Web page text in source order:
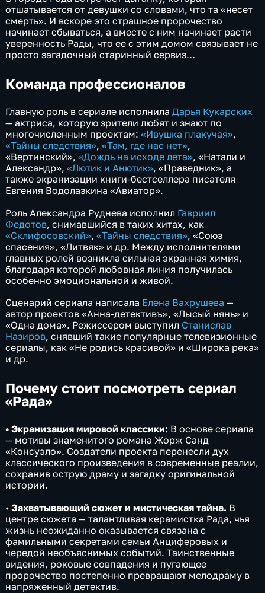
отшатывается от девушки со словами, что та «несет
смерть». И вскоре это страшное пророчество
начинает сбываться, а вместе с ним начинает расти
уверенность Рады, что ее с этим домом связывает не
просто загадочный старинный сервиз…
Команда профессионалов
Главную роль в сериале исполнилаДарья Кукарских
— актриса, которую зрители любят и знают по
многочисленным проектам:«Ивушка плакучая»,
«Тайны следствия»,«Там, где нас нет»,
«Вертинский»,«Дождь на исходе лета», «Натали и
Александр»,«Лютик и Анютик», «Праведник», а
также экранизации книги-бестселлера писателя
Евгения Водолазкина «Авиатор».
Роль Александра Руднева исполнил Гавриил
Федотов, снимавшийся в таких хитах, как
«Склифосовский»,«Тайны следствия», «Союз
спасения», «Литвяк» и др. Между исполнителями
главных ролей возникла сильная экранная химия,
благодаря которой любовная линия получилась
особенно эмоциональной и живой.
Сценарий сериала написала Елена Вахрушева —
автор проектов «Анна-детективъ», «Лысый нянь» и
«Одна дома». Режиссером выступил Станислав
Назиров, снявший такие популярные телевизионные
сериалы, как «Не родись красивой» и «Широка река»
и др.
Почему стоит посмотреть сериал
«Рада»
• Экранизация мировой классики: В основе сериала
— мотивы знаменитого романа Жорж Санд
«Консуэло». Создатели проекта перенесли дух
классического произведения в современные реалии,
сохранив острую драму и загадку оригинальной
истории.
•Захватывающий сюжет и мистическая тайна. В
центре сюжета — талантливая керамистка Рада, чья
жизнь неожиданно оказывается связана с
фамильными секретами семьи Анциферовых и
чередой необъяснимых событий. Таинственные
видения, роковые совпадения и пугающее
пророчество постепенно превращают мелодраму в
напряженный детектив.